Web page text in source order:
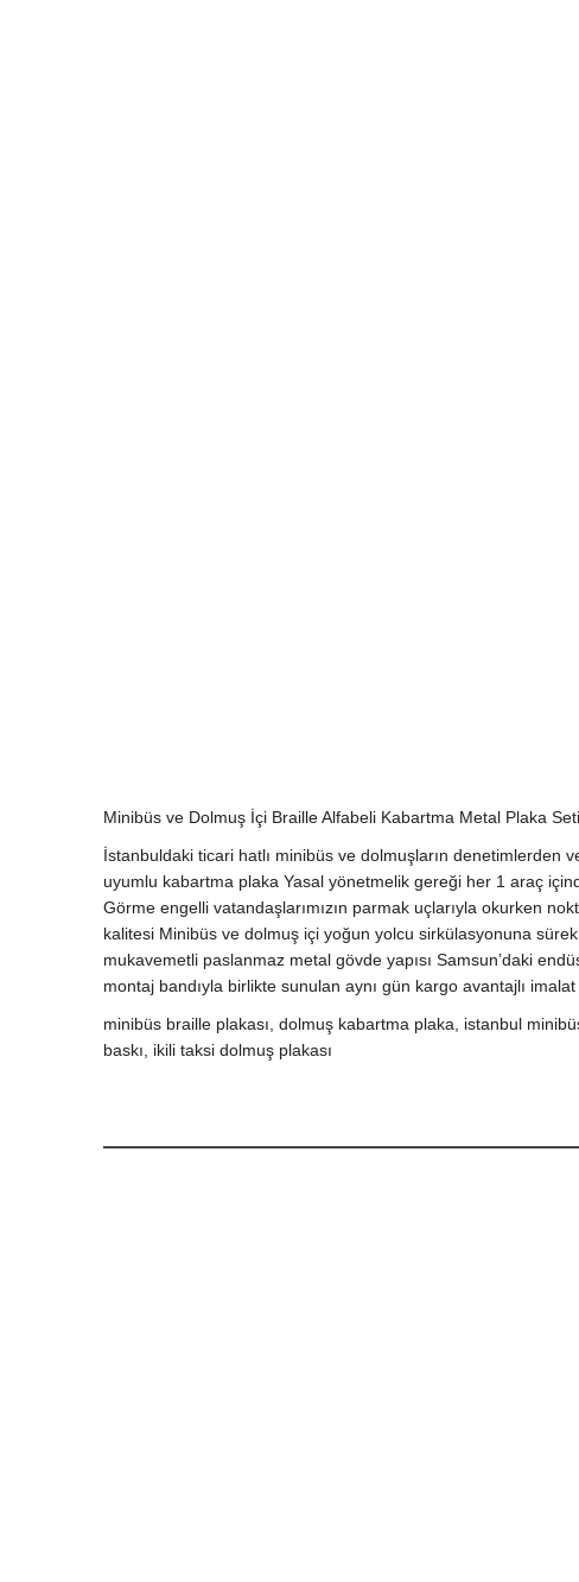
Minibüs ve Dolmuş İçi Braille Alfabeli Kabartma Metal Plaka Seti
İstanbuldaki ticari hatlı minibüs ve dolmuşların denetimlerden
uyumlu kabartma plaka Yasal yönetmelik gereği her 1 araç
Görme engelli vatandaşlarımızın parmak uçlarıyla okurken
kalitesi Minibüs ve dolmuş içi yoğun yolcu sirkülasyonuna
mukavemetli paslanmaz metal gövde yapısı Samsun’daki
montaj bandıyla birlikte sunulan aynı gün kargo avantajlı imalat
minibüs braille plakası, dolmuş kabartma plaka, istanbul
baskı, ikili taksi dolmuş plakası